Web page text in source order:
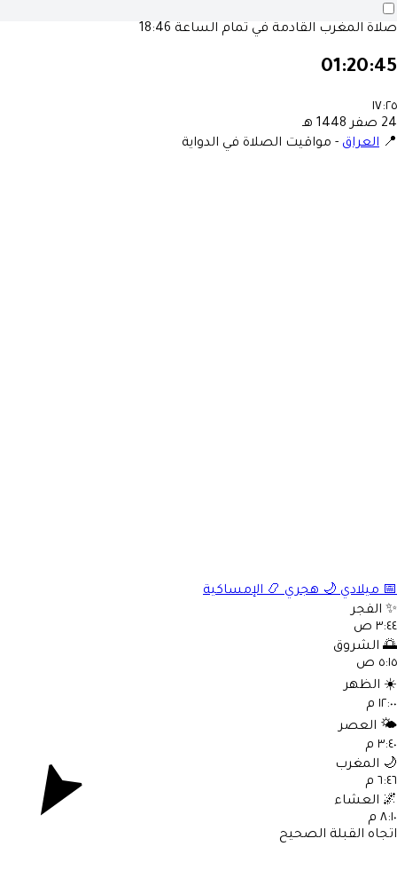
صلاة المغرب القادمة في تمام الساعة 18:46
01:20:45
١٧:٢٥
24 صفر 1448 هـ
📍 العراق - مواقيت الصلاة في الدواية
📅 ميلادي 🌙 هجري 📿 الإمساكية
✨ الفجر
٣:٤٤ ص
🌅 الشروق
٥:١٥ ص
☀️ الظهر
١٢:٠٠ م
🌤️ العصر
٣:٤٠ م
🌙 المغرب
٦:٤٦ م
🌌 العشاء
٨:١٠ م
اتجاه القبلة الصحيح